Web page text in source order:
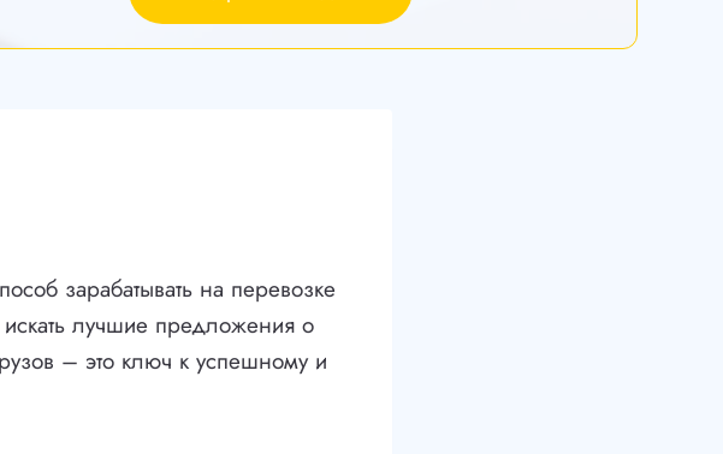
зарабатывать на перевозке
искать лучшие предложения о
– это ключ к успешному и